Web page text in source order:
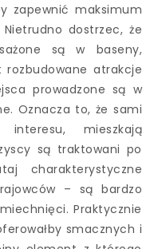
zapewnić maksimum
dostrzec, że
są w baseny,
atrakcje
prowadzone są w
Oznacza to, że sami
mieszkają
są traktowani po
charakterystyczne
– są bardzo
Praktycznie
smacznych i